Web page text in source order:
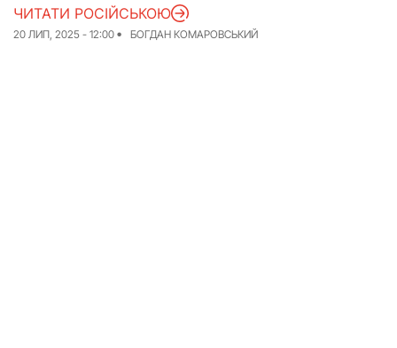
Інтерв’ю
20 ЛИП, 2025 - 12:00 БОГДАН КОМАРОВСЬКИЙ
ЧИТАТИ РОСІЙСЬКОЮ